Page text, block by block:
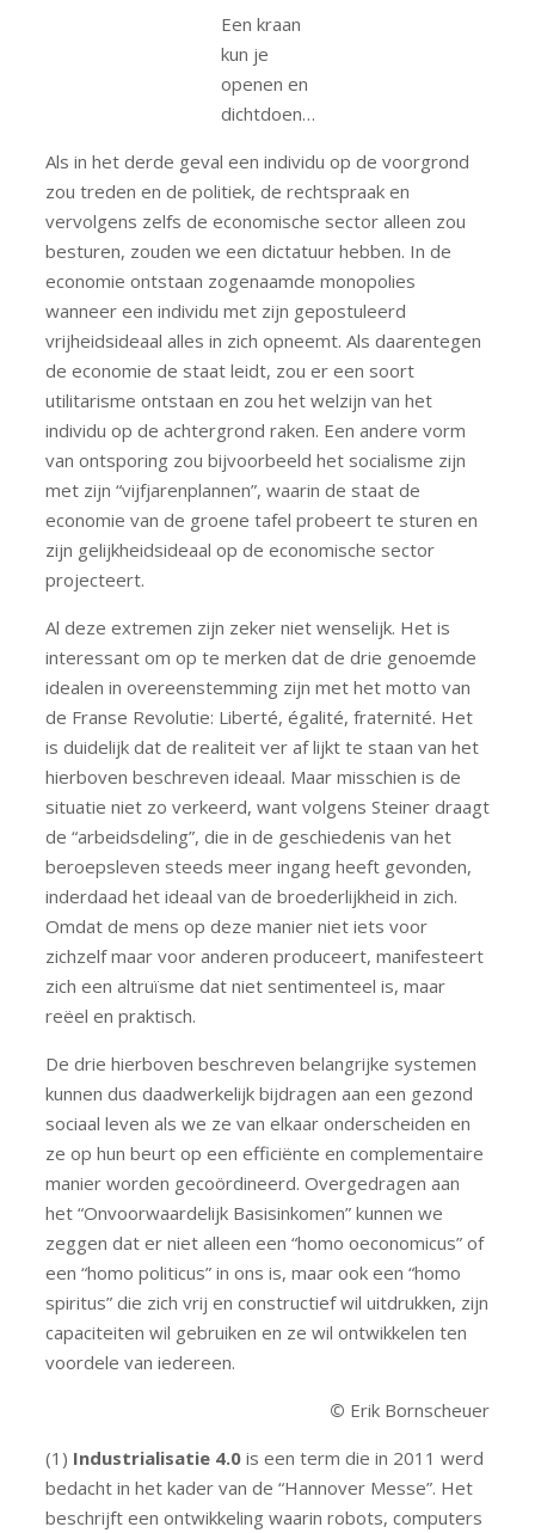
Een kraan
kun je
openen en
dichtdoen…
Als in het derde geval een individu op de voorgrond
zou treden en de politiek, de rechtspraak en
vervolgens zelfs de economische sector alleen zou
besturen, zouden we een dictatuur hebben. In de
economie ontstaan zogenaamde monopolies
wanneer een individu met zijn gepostuleerd
vrijheidsideaal alles in zich opneemt. Als daarentegen
de economie de staat leidt, zou er een soort
utilitarisme ontstaan en zou het welzijn van het
individu op de achtergrond raken. Een andere vorm
van ontsporing zou bijvoorbeeld het socialisme zijn
met zijn “vijfjarenplannen”, waarin de staat de
economie van de groene tafel probeert te sturen en
zijn gelijkheidsideaal op de economische sector
projecteert.
Al deze extremen zijn zeker niet wenselijk. Het is
interessant om op te merken dat de drie genoemde
idealen in overeenstemming zijn met het motto van
de Franse Revolutie: Liberté, égalité, fraternité. Het
is duidelijk dat de realiteit ver af lijkt te staan van het
hierboven beschreven ideaal. Maar misschien is de
situatie niet zo verkeerd, want volgens Steiner draagt
de “arbeidsdeling”, die in de geschiedenis van het
beroepsleven steeds meer ingang heeft gevonden,
inderdaad het ideaal van de broederlijkheid in zich.
Omdat de mens op deze manier niet iets voor
zichzelf maar voor anderen produceert, manifesteert
zich een altruïsme dat niet sentimenteel is, maar
reëel en praktisch.
De drie hierboven beschreven belangrijke systemen
kunnen dus daadwerkelijk bijdragen aan een gezond
sociaal leven als we ze van elkaar onderscheiden en
ze op hun beurt op een efficiënte en complementaire
manier worden gecoördineerd. Overgedragen aan
het “Onvoorwaardelijk Basisinkomen” kunnen we
zeggen dat er niet alleen een “homo oeconomicus” of
een “homo politicus” in ons is, maar ook een “homo
spiritus” die zich vrij en constructief wil uitdrukken, zijn
capaciteiten wil gebruiken en ze wil ontwikkelen ten
voordele van iedereen.
© Erik Bornscheuer
(1) Industrialisatie 4.0 is een term die in 2011 werd
bedacht in het kader van de “Hannover Messe”. Het
beschrijft een ontwikkeling waarin robots, computers